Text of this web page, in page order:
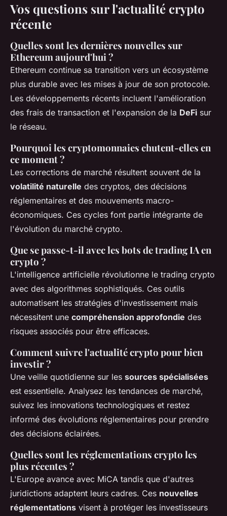
Vos questions sur l'actualité crypto
récente
Quelles sont les dernières nouvelles sur
Ethereum aujourd'hui ?
Ethereum continue sa transition vers un écosystème
plus durable avec les mises à jour de son protocole.
Les développements récents incluent l'amélioration
des frais de transaction et l'expansion de la DeFi sur
le réseau.
Pourquoi les cryptomonnaies chutent-elles en
ce moment ?
Les corrections de marché résultent souvent de la
volatilité naturelle des cryptos, des décisions
réglementaires et des mouvements macro-
économiques. Ces cycles font partie intégrante de
l'évolution du marché crypto.
Que se passe-t-il avec les bots de trading IA en
crypto ?
L'intelligence artificielle révolutionne le trading crypto
avec des algorithmes sophistiqués. Ces outils
automatisent les stratégies d'investissement mais
nécessitent une compréhension approfondie des
risques associés pour être efficaces.
Comment suivre l'actualité crypto pour bien
investir ?
Une veille quotidienne sur les sources spécialisées
est essentielle. Analysez les tendances de marché,
suivez les innovations technologiques et restez
informé des évolutions réglementaires pour prendre
des décisions éclairées.
Quelles sont les réglementations crypto les
plus récentes ?
L'Europe avance avec MiCA tandis que d'autres
juridictions adaptent leurs cadres. Ces nouvelles
réglementations visent à protéger les investisseurs